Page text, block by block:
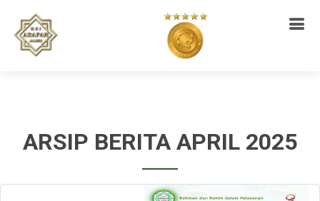
ARSIP BERITA APRIL 2025